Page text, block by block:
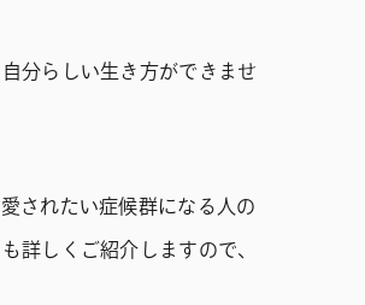
分らしい生き方ができませ
されたい症候群になる人の
詳しくご紹介しますので、